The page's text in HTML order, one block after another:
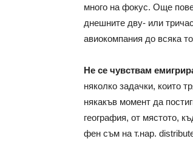
много на фокус. Още
днешните дву- или
авиокомпания до всяка
Не се чувствам
няколко задачки, които
някакъв момент да
география, от мястото,
фен съм на т.нар.